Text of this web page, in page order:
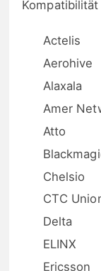
Actelis
Aerohive
Alaxala
Amer
Atto
Chelsio
CTC
Delta
ELINX
Ericsson